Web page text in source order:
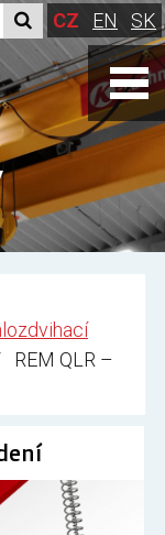
CZ EN SK
REM QLR –